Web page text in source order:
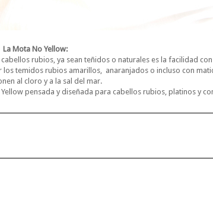
La Mota No Yellow:
rubios, ya sean teñidos o naturales es la facilidad
temidos rubios amarillos, anaranjados o incluso con
al cloro y a la sal del mar.
pensada y diseñada para cabellos rubios, platinos y